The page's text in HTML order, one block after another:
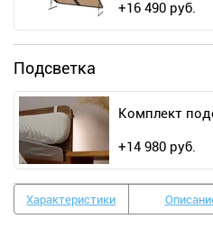
+16 490 руб.
Подсветка
Комплект
+14 980 руб.
Характеристики